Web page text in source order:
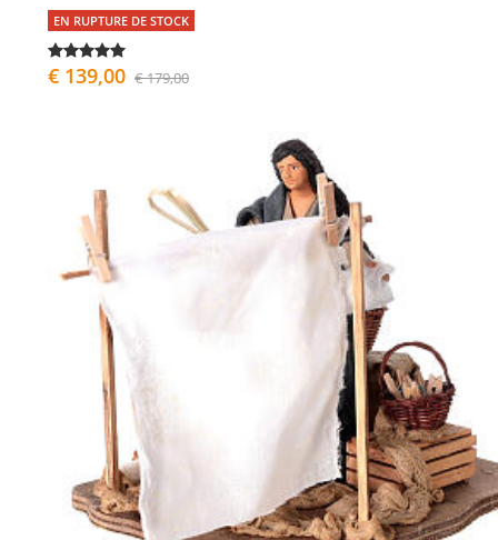
EN RUPTURE DE STOCK
€ 139,00 € 179,00